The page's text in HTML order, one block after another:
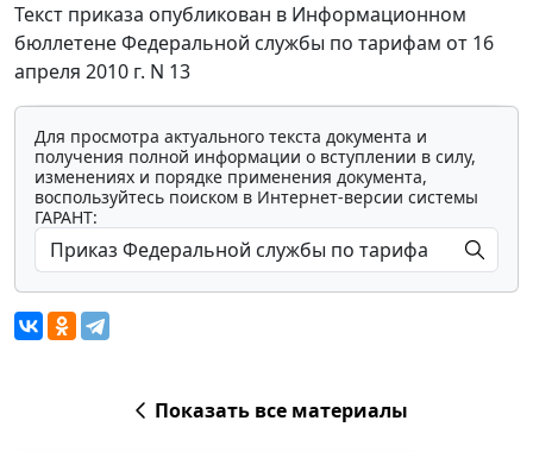
Текст приказа опубликован в Информационном
бюллетене Федеральной службы по тарифам от 16
апреля 2010 г. N 13
Для просмотра актуального текста документа и
получения полной информации о вступлении в силу,
изменениях и порядке применения документа,
воспользуйтесь поиском в Интернет-версии системы
ГАРАНТ:
Показать все материалы